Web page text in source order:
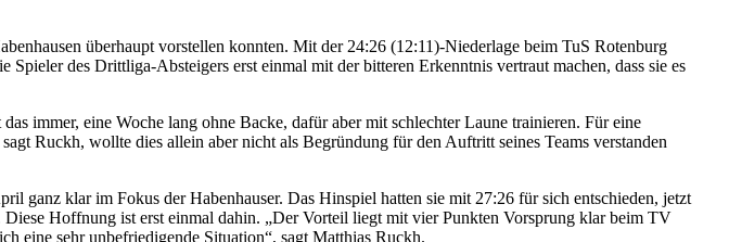
überhaupt vorstellen konnten. Mit der 24:26 (12:11)-Niederlage beim TuS Rotenburg
des Drittliga-Absteigers erst einmal mit der bitteren Erkenntnis vertraut machen, dass sie es
immer, eine Woche lang ohne Backe, dafür aber mit schlechter Laune trainieren. Für eine
Ruckh, wollte dies allein aber nicht als Begründung für den Auftritt seines Teams verstanden
ganz klar im Fokus der Habenhauser. Das Hinspiel hatten sie mit 27:26 für sich entschieden, jetzt
Hoffnung ist erst einmal dahin. „Der Vorteil liegt mit vier Punkten Vorsprung klar beim TV
eine sehr unbefriedigende Situation“, sagt Matthias Ruckh.